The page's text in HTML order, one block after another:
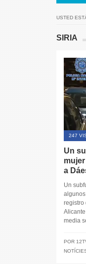
USTED
SIRIA
247
Un
a
Un
registro
media
POR